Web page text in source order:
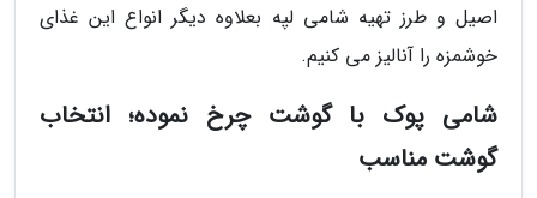
اصیل و طرز تهیه شامی لپه بعلاوه دیگر انواع این غذای
خوشمزه را آنالیز می کنیم.
شامی پوک با گوشت چرخ نموده؛ انتخاب
گوشت مناسب